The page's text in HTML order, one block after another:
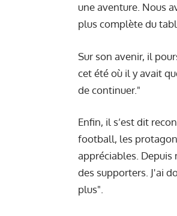
une aventure. Nous
plus complète du
Sur son avenir, il
cet été où il y avait
de continuer."
Enfin, il s’est dit
football, les
appréciables. Depuis
des supporters. J'ai
plus".